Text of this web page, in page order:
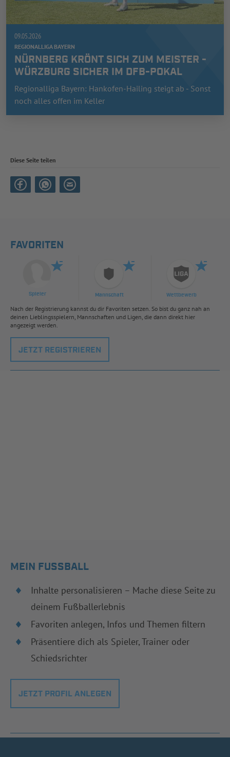
09.05.2026
REGIONALLIGA BAYERN
NÜRNBERG KRÖNT SICH ZUM MEISTER -
WÜRZBURG SICHER IM DFB-POKAL
Regionalliga Bayern: Hankofen-Hailing steigt ab - Sonst
noch alles offen im Keller
Diese Seite teilen
FAVORITEN
Spieler Mannschaft Wettbewerb
Nach der Registrierung kannst du dir Favoriten setzen. So bist du ganz nah an
deinen Lieblingsspielern, Mannschaften und Ligen, die dann direkt hier
angezeigt werden.
JETZT REGISTRIEREN
MEIN FUSSBALL
Inhalte personalisieren – Mache diese Seite zu
deinem Fußballerlebnis
Favoriten anlegen, Infos und Themen filtern
Präsentiere dich als Spieler, Trainer oder
Schiedsrichter
JETZT PROFIL ANLEGEN